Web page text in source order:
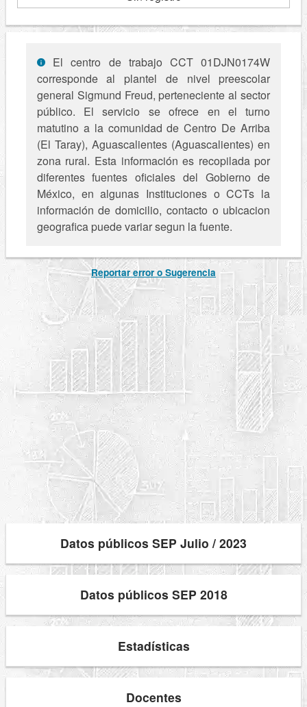
El centro de trabajo CCT 01DJN0174W
corresponde al plantel de nivel preescolar
general Sigmund Freud, perteneciente al sector
público. El servicio se ofrece en el turno
matutino a la comunidad de Centro De Arriba
(El Taray), Aguascalientes (Aguascalientes) en
zona rural. Esta información es recopilada por
diferentes fuentes oficiales del Gobierno de
México, en algunas Instituciones o CCTs la
información de domicilio, contacto o ubicacion
geografica puede variar segun la fuente.
Reportar error o Sugerencia
Datos públicos SEP Julio / 2023
Datos públicos SEP 2018
Estadísticas
Docentes